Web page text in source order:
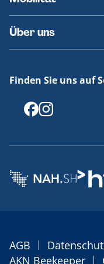
Fundsachen
Häufige Fragen
Barrierefreies Reisen
Erklärung
Über uns
Offenlegungen
Finden Sie uns auf
AGB |
AKN Beekeeper |